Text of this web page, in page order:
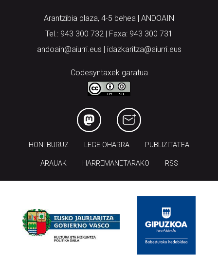
Arantzibia plaza, 4-5 behea | ANDOAIN
Tel.: 943 300 732 | Faxa: 943 300 731
andoain@aiurri.eus | idazkaritza@aiurri.eus
Codesyntaxek garatua
HONI BURUZ LEGE OHARRA PUBLIZITATEA
ARAUAK HARREMANETARAKO RSS